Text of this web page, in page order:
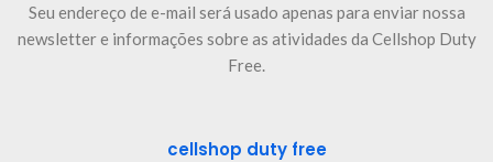
Seu endereço de e-mail será usado apenas para enviar nossa
newsletter e informações sobre as atividades da Cellshop Duty
Free.
cellshop duty free